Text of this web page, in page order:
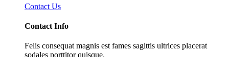
Contact Us
Contact Info
Felis consequat magnis est fames sagittis ultrices placerat
sodales porttitor quisque.